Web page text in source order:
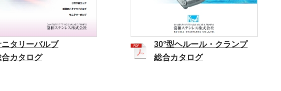
タリーバルブ
カタログ
30°型ヘルール・クランプ
総合カタログ